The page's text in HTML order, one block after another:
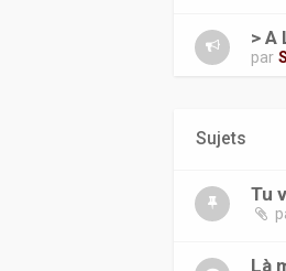
> A
par
Sujets
Tu
Là